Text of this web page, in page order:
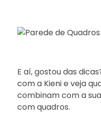
E aí, gostou das
com a Kieni e veja
combinam com a
com quadros.